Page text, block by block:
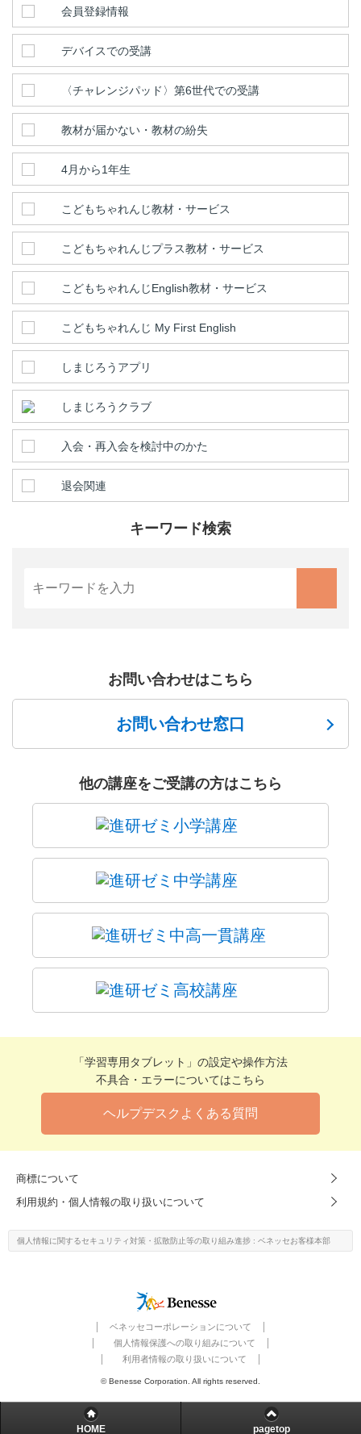
会員登録情報
デバイスでの受講
〈チャレンジパッド〉第6世代での受講
教材が届かない・教材の紛失
4月から1年生
こどもちゃれんじ教材・サービス
こどもちゃれんじプラス教材・サービス
こどもちゃれんじEnglish教材・サービス
こどもちゃれんじ My First English
しまじろうアプリ
しまじろうクラブ
入会・再入会を検討中のかた
退会関連
キーワード検索
お問い合わせはこちら
お問い合わせ窓口
他の講座をご受講の方はこちら
「学習専用タブレット」の設定や操作方法
不具合・エラーについてはこちら
ヘルプデスクよくある質問
商標について
利用規約・個人情報の取り扱いについて
個人情報に関するセキュリティ対策・ 拡散防止等の取り組み進捗 : ベネッセお客様本部
ベネッセコーポレーションについて
個人情報保護への取り組みについて
利用者情報の取り扱いについて
© Benesse Corporation. All rights reserved.
HOME pagetop